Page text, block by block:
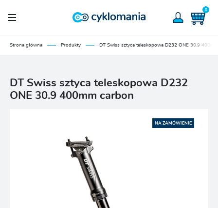
0
Strona główna Produkty DT Swiss sztyca teleskopowa D232 ONE 30.9
DT Swiss sztyca teleskopowa D232
ONE 30.9 400mm carbon
NA ZAMÓWIENIE